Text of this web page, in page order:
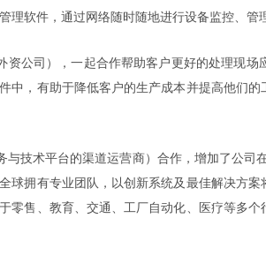
管理软件，通过网络随时随地进行设备监控、管
资公司），一起合作帮助客户更好的处理现
，有助于降低客户的生产成本并提高他们
与技术平台的渠道运营商）合作，增加了公司
拥有专业团队，以创新系统及最佳解决方
售、教育、交通、工厂自动化、医疗等多